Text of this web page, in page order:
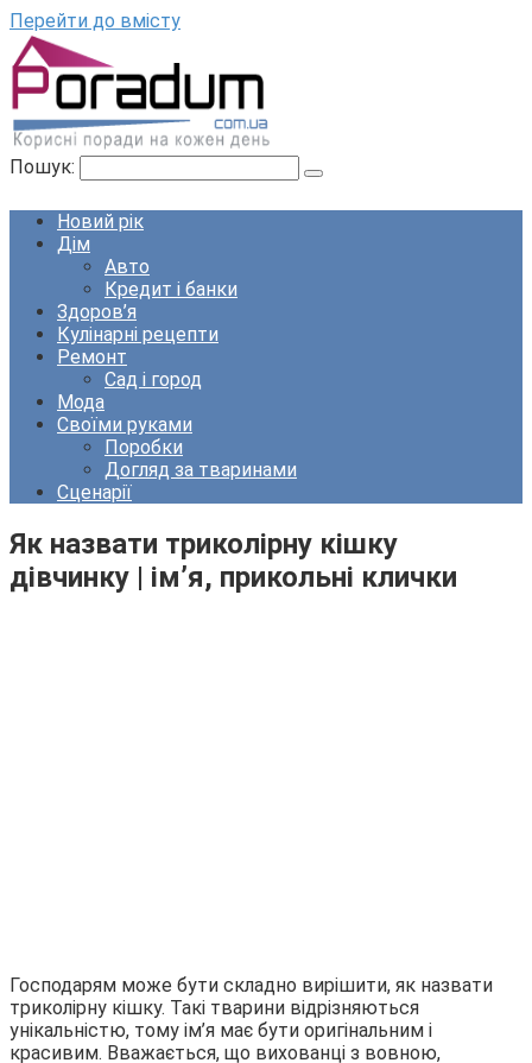
Перейти до вмісту
Пошук:
Новий рік
Дім
Авто
Кредит і банки
Здоров’я
Кулінарні рецепти
Ремонт
Сад і город
Мода
Своїми руками
Поробки
Догляд за тваринами
Сценарії
Як назвати триколірну кішку
дівчинку | ім’я, прикольні клички
Господарям може бути складно вирішити, як назвати
триколірну кішку. Такі тварини відрізняються
унікальністю, тому ім’я має бути оригінальним і
красивим. Вважається, що вихованці з вовною,